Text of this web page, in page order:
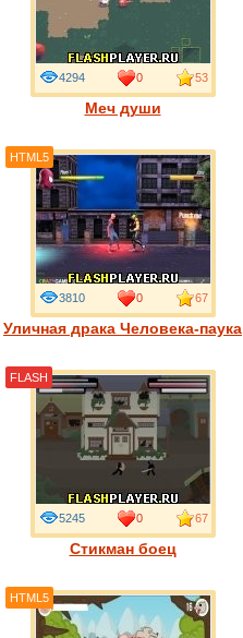
Меч души
4294 0 53
Уличная драка Человека-паука
3810 0 67
HTML5
Стикман боец
5245 0 67
FLASH
HTML5